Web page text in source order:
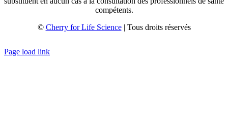
compétents.
© Cherry for Life Science| Tous droits réservés
Page load link